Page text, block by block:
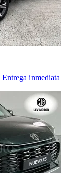
Entrega inmediata